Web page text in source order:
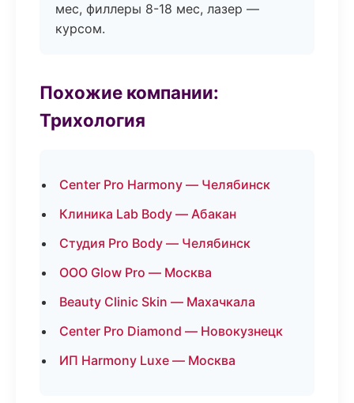
мес, филлеры 8-18 мес, лазер —
курсом.
Похожие компании:
Трихология
Center Pro Harmony — Челябинск
Клиника Lab Body — Абакан
Студия Pro Body — Челябинск
ООО Glow Pro — Москва
Beauty Clinic Skin — Махачкала
Center Pro Diamond — Новокузнецк
ИП Harmony Luxe — Москва